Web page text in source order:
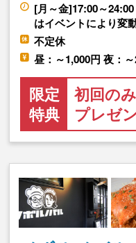
[月～金]17:00～
はイベントにより変
不定休
昼：～1,000円 夜：
限定
特典
初回の
プレゼ